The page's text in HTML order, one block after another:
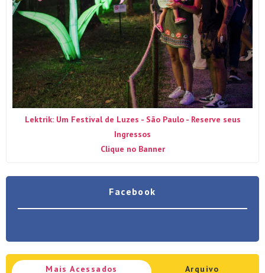
Lektrik: Um Festival de Luzes - São Paulo - Reserve seus
Ingressos
Clique no Banner
Facebook
Mais Acessados Arquivo